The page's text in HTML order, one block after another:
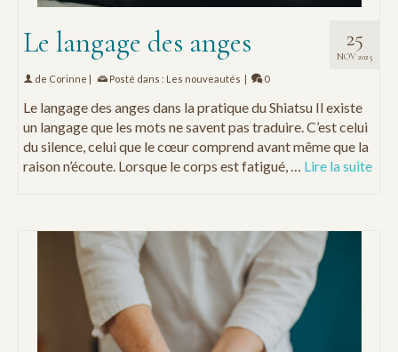
25
NOV 2025
Le langage des anges
de Corinne | Posté dans : Les nouveautés | 0
Le langage des anges dans la pratique du Shiatsu Il existe
un langage que les mots ne savent pas traduire. C’est celui
du silence, celui que le cœur comprend avant même que la
raison n’écoute. Lorsque le corps est fatigué, … Lire la suite